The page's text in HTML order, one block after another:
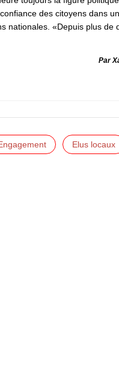
des citoyens dans
nationales. «Depuis plus de
Par
Elus locaux